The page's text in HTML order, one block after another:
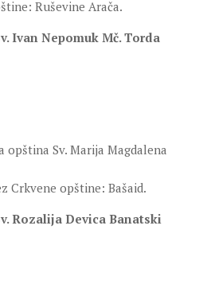
Ruševine Arača.
Ivan Nepomuk Mč. Torda
opština Sv. Marija Magdalena
Crkvene opštine: Bašaid.
Rozalija Devica Banatski